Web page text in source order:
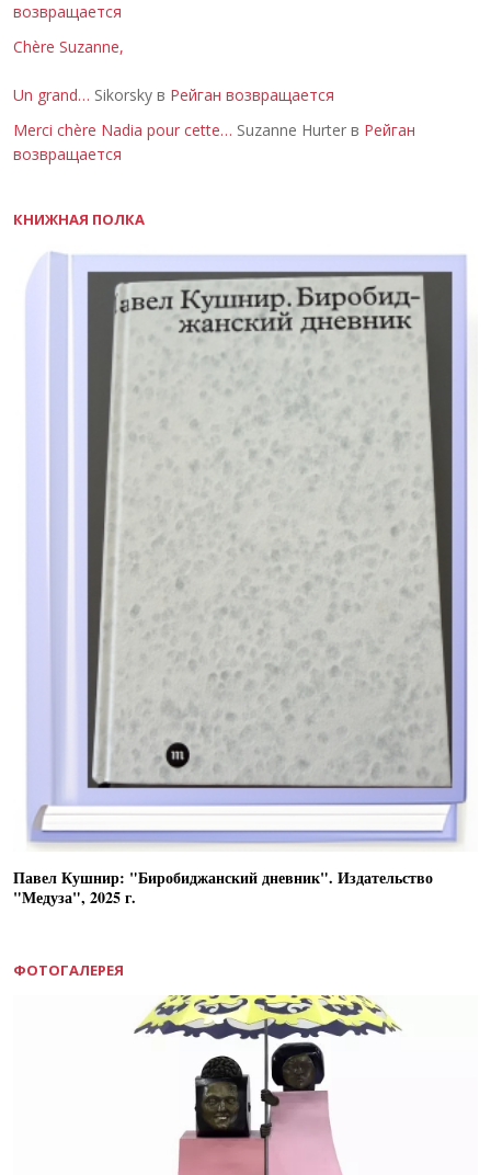
возвращается
Chère Suzanne,
Un grand… Sikorsky в Рейган возвращается
Merci chère Nadia pour cette… Suzanne Hurter в Рейган
возвращается
КНИЖНАЯ ПОЛКА
Павел Кушнир: "Биробиджанский дневник". Издательство
"Медуза", 2025 г.
ФОТОГАЛЕРЕЯ